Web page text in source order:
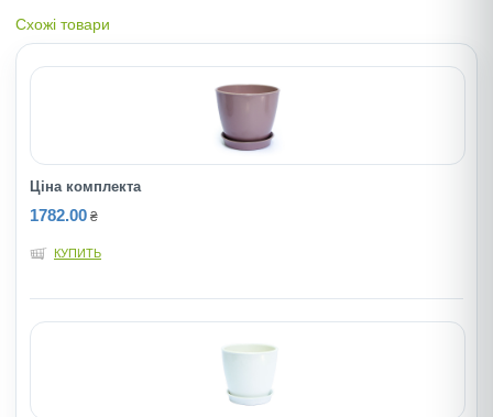
Схожі товари
Ціна комплекта
1782.00 ₴
КУПИТЬ